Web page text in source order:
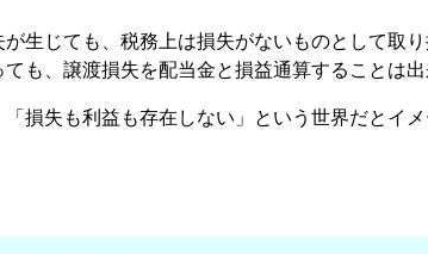
生じても、税務上は損失がないものとして取り
も、譲渡損失を配当金と損益通算することは出
損失も利益も存在しない」という世界だとイメ